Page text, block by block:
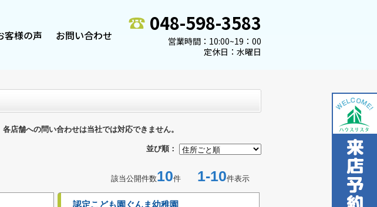
客様の声 お問い合わせ
048-598-3583
営業時間：10:00~19：00
定休日：水曜日
店舗への問い合わせは当社では対応できません。
並び順：
該当公開件数10件 1-10件表示
認定こども園ぐんま幼稚園